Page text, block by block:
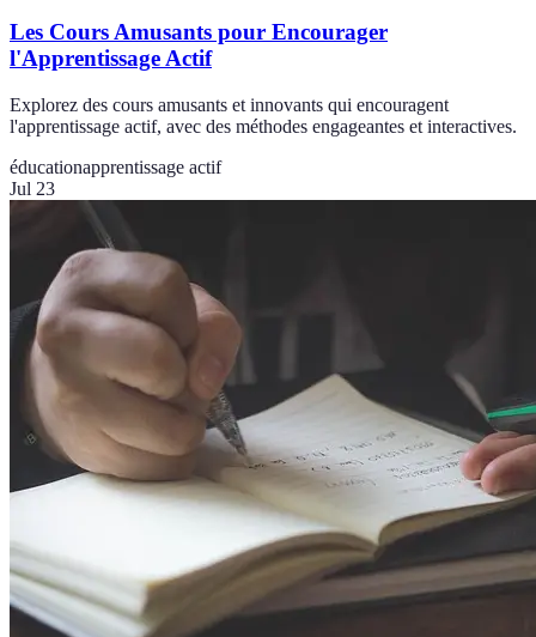
Les Cours Amusants pour Encourager
l'Apprentissage Actif
Explorez des cours amusants et innovants qui encouragent
l'apprentissage actif, avec des méthodes engageantes et interactives.
éducationapprentissage actif
Jul 23